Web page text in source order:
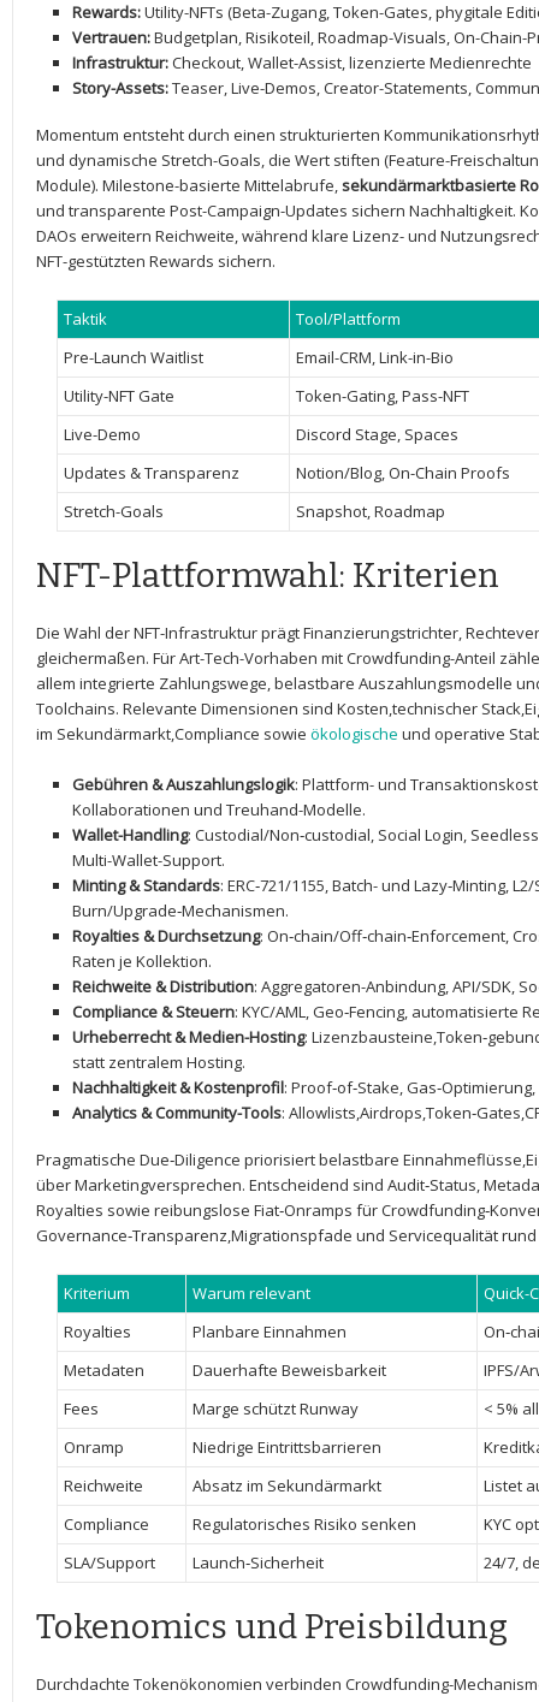
Rewards:Utility-NFTs (Beta-Zugang, Token-Gates,⁣ phygitale
Vertrauen:Budgetplan, Risikoteil, Roadmap-Visuals, On-Chain-
Infrastruktur:Checkout, ​Wallet-Assist, lizenzierte Medienrechte
Story-Assets:Teaser, Live-Demos, Creator-Statements,
Momentum entsteht durch einen‍ strukturierten
und ⁤dynamische Stretch-Goals,‍ die Wert stiften (Feature-
Module). Milestone-basierte Mittelabrufe,sekundärmarktbasierte
und transparente Post-Campaign-Updates ⁣sichern Nachhaltigkeit.
DAOs ⁢erweitern Reichweite, während ‍klare Lizenz- und
NFT-gestützten Rewards sichern.
Taktik
Tool/Plattform
Pre-Launch Waitlist
Email-CRM, Link-in-Bio
Utility-NFT Gate
Token-Gating, Pass-NFT
Live-Demo
Discord Stage, Spaces
Updates & Transparenz
Notion/Blog, On-Chain Proofs
Stretch-Goals
Snapshot, Roadmap
NFT-Plattformwahl: Kriterien
Die Wahl ⁢der NFT-Infrastruktur prägt Finanzierungstrichter,
gleichermaßen. Für Art-Tech-Vorhaben mit ​Crowdfunding-Anteil⁢
allem integrierte Zahlungswege, belastbare Auszahlungsmodelle
Toolchains. Relevante Dimensionen sind Kosten,technischer
im Sekundärmarkt,Compliance sowie ökologische ‍und operative
Gebühren & Auszahlungslogik: Plattform- und
Kollaborationen und‍ Treuhand-Modelle.
Wallet-Handling: Custodial/Non‑custodial, Social ‌Login,
Multi-Wallet-Support.
Minting & Standards: ERC‑721/1155, Batch- und Lazy‑Minting,
Burn/Upgrade‑Mechanismen.
Royalties & Durchsetzung: On‑chain/Off‑chain‑Enforcement,
Raten je Kollektion.
Reichweite ⁢& Distribution: Aggregatoren-Anbindung, API/SDK,
Compliance & Steuern: KYC/AML, Geo‑Fencing, automatisierte
Urheberrecht⁣ & Medien-Hosting:
statt zentralem Hosting.
Nachhaltigkeit & Kostenprofil: Proof‑of‑Stake,
Analytics &⁢ Community-Tools:
Pragmatische Due‑Diligence priorisiert belastbare
über Marketingversprechen.⁣ Entscheidend sind Audit‑Status,
Royalties‌ sowie reibungslose Fiat‑Onramps für
Governance‑Transparenz,Migrationspfade und Servicequalität rund
Kriterium Warum relevant
Quick-
Royalties
Planbare ⁢Einnahmen
Metadaten
Dauerhafte Beweisbarkeit
IPFS/
Fees
Marge schützt Runway
< 5%⁣
Onramp
Niedrige Eintrittsbarrieren
Reichweite
Absatz im Sekundärmarkt
Listet
Compliance
Regulatorisches Risiko senken
KYC
SLA/Support
Launch‑Sicherheit 24/7,
Tokenomics ⁤und Preisbildung
Durchdachte Tokenökonomien verbinden Crowdfunding-